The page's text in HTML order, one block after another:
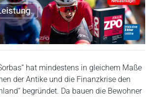
hat mindestens in gleichem Maße
der Antike und die Finanzkrise den
begründet. Da bauen die Bewohner